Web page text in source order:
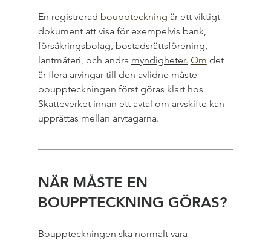
En registrerad bouppteckning är ett viktigt
dokument att visa för exempelvis bank,
försäkringsbolag, bostadsrättsförening,
lantmäteri, och andra myndigheter. Om det
är flera arvingar till den avlidne måste
bouppteckningen först göras klart hos
Skatteverket innan ett avtal om arvskifte kan
upprättas mellan arvtagarna.
NÄR MÅSTE EN
BOUPPTECKNING GÖRAS?
Bouppteckningen ska normalt vara